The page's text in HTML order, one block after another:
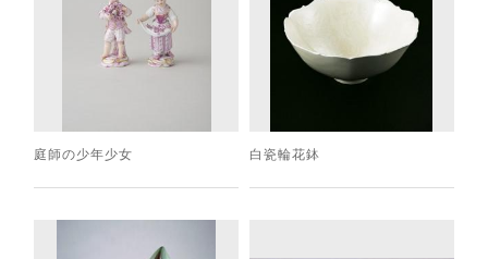
庭師の少年少女 白瓷輪花鉢